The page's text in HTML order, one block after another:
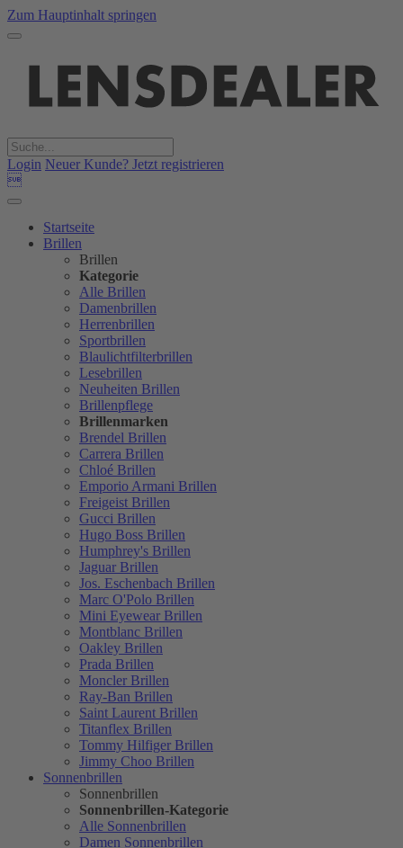
Zum Hauptinhalt springen
Login Neuer Kunde? Jetzt registrieren

Startseite
Brillen
Brillen
Kategorie
Alle Brillen
Damenbrillen
Herrenbrillen
Sportbrillen
Blaulichtfilterbrillen
Lesebrillen
Neuheiten Brillen
Brillenpflege
Brillenmarken
Brendel Brillen
Carrera Brillen
Chloé Brillen
Emporio Armani Brillen
Freigeist Brillen
Gucci Brillen
Hugo Boss Brillen
Humphrey's Brillen
Jaguar Brillen
Jos. Eschenbach Brillen
Marc O'Polo Brillen
Mini Eyewear Brillen
Montblanc Brillen
Oakley Brillen
Prada Brillen
Moncler Brillen
Ray-Ban Brillen
Saint Laurent Brillen
Titanflex Brillen
Tommy Hilfiger Brillen
Jimmy Choo Brillen
Sonnenbrillen
Sonnenbrillen
Sonnenbrillen-Kategorie
Alle Sonnenbrillen
Damen Sonnenbrillen